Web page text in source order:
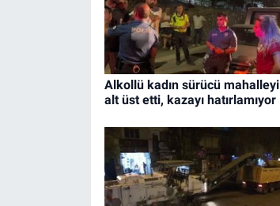
Alkollü kadın sürücü mahalleyi
alt üst etti, kazayı hatırlamıyor